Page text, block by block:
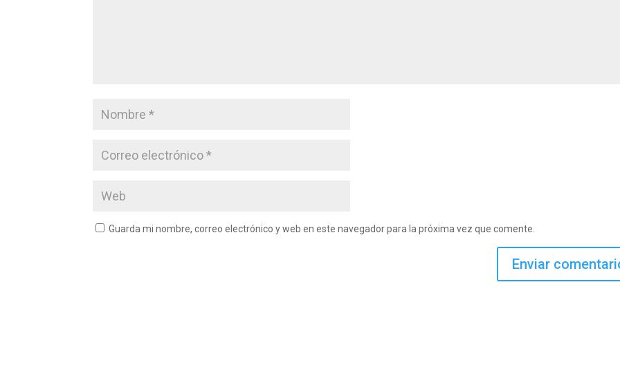
Guarda mi nombre, correo electrónico y web en este navegador para la próxima vez que comente.